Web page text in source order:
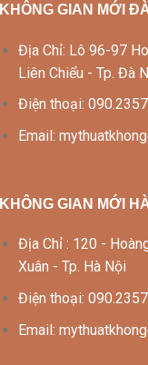
KHÔNG GIAN MỚI
Địa Chỉ: Lô 96-97
Liên Chiểu - Tp. Đà
Điện thoại:
Email:
KHÔNG GIAN MỚI
Địa Chỉ : 120 -
Xuân - Tp. Hà Nội
Điện thoại:
Email: